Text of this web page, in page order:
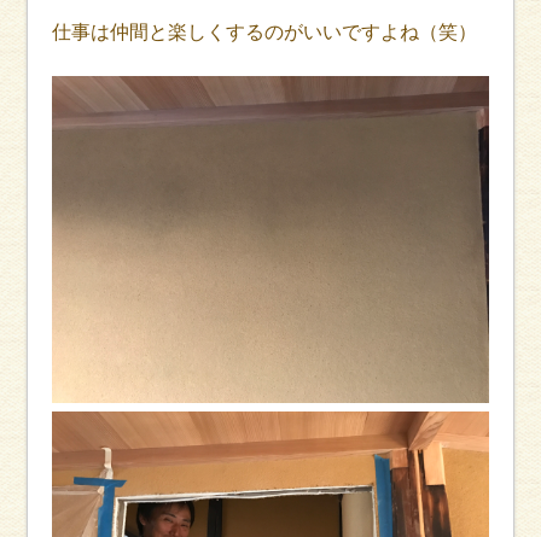
仕事は仲間と楽しくするのがいいですよね（笑）